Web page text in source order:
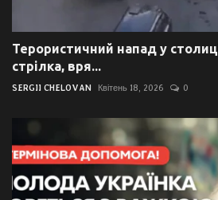
Терористичний напад у
стрілка, вря...
SERGII CHELOVAN Квітень 18, 2026 0